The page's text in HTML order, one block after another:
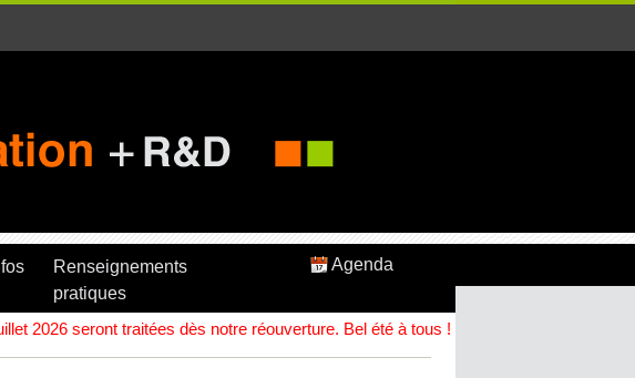
Renseignements
pratiques
Agenda
2026 seront traitées dès notre réouverture. Bel été à tous !